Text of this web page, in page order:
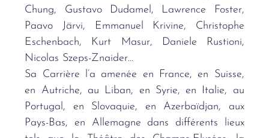
Chung, Gustavo Dudamel, Lawrence Foster,
Paavo Järvi, Emmanuel Krivine, Christophe
Eschenbach, Kurt Masur, Daniele Rustioni,
Nicolas Szeps-Znaider…
Sa Carrière l’a amenée en France, en Suisse,
en Autriche, au Liban, en Syrie, en Italie, au
Portugal, en Slovaquie, en Azerbaïdjan, aux
Pays-Bas, en Allemagne dans différents lieux